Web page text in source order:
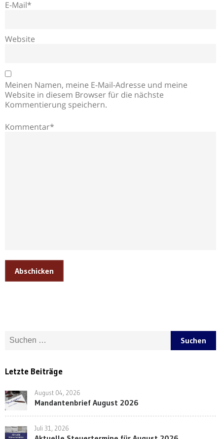
E-Mail*
Website
Meinen Namen, meine E-Mail-Adresse und meine
Website in diesem Browser für die nächste
Kommentierung speichern.
Kommentar*
Abschicken
Suche nach:
Letzte Beiträge
August 04, 2026
Mandantenbrief August 2026
Juli 31, 2026